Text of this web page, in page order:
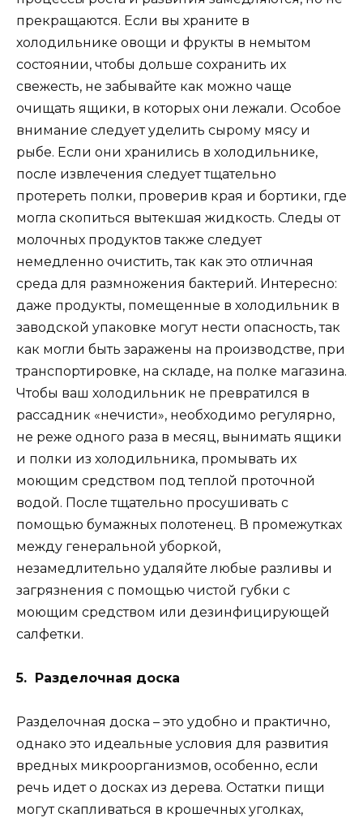
прекращаются. Если вы храните в
холодильнике овощи и фрукты в немытом
состоянии, чтобы дольше сохранить их
свежесть, не забывайте как можно чаще
очищать ящики, в которых они лежали. Особое
внимание следует уделить сырому мясу и
рыбе. Если они хранились в холодильнике,
после извлечения следует тщательно
протереть полки, проверив края и бортики, где
могла скопиться вытекшая жидкость. Следы от
молочных продуктов также следует
немедленно очистить, так как это отличная
среда для размножения бактерий. Интересно:
даже продукты, помещенные в холодильник в
заводской упаковке могут нести опасность, так
как могли быть заражены на производстве, при
транспортировке, на складе, на полке магазина.
Чтобы ваш холодильник не превратился в
рассадник «нечисти», необходимо регулярно,
не реже одного раза в месяц, вынимать ящики
и полки из холодильника, промывать их
моющим средством под теплой проточной
водой. После тщательно просушивать с
помощью бумажных полотенец. В промежутках
между генеральной уборкой,
незамедлительно удаляйте любые разливы и
загрязнения с помощью чистой губки с
моющим средством или дезинфицирующей
салфетки.
5. Разделочная доска
Разделочная доска – это удобно и практично,
однако это идеальные условия для развития
вредных микроорганизмов, особенно, если
речь идет о досках из дерева. Остатки пищи
могут скапливаться в крошечных уголках,